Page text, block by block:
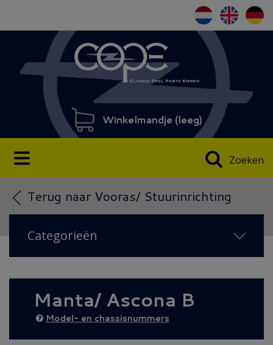
Winkelmandje (leeg)
Zoeken
Terug naar Vooras/ Stuurinrichting
Categorieën
NIEUW IN 2026(38)
Diesel AANBIEDING
50% AFHAALKORTING
Manta/ Ascona B
Model- en chassisnummers